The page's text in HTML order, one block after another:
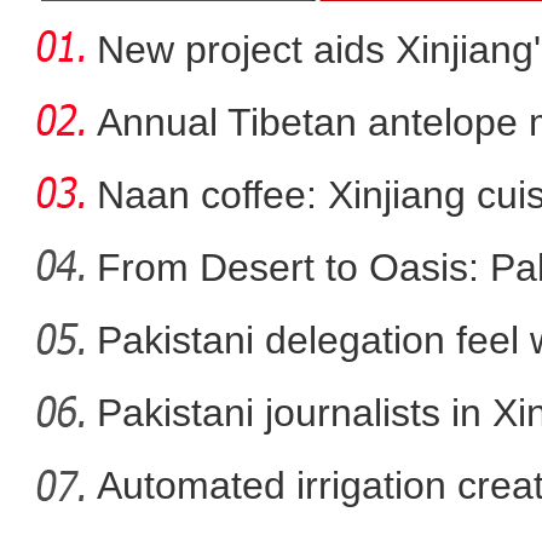
大美边疆看我家丨新疆库车：独
New project aids
Annual Tibetan antelope
Naan coffee: Xinjiang
From Desert to Oasis:
Pakistani delegation feel
developm
Pakistani journalists in
Automated irrigation